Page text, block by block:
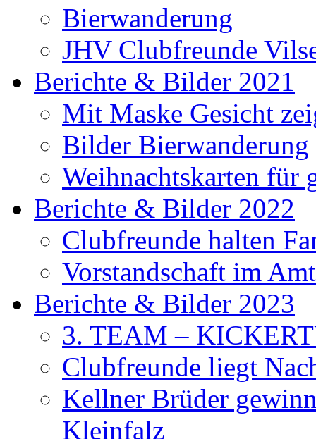
Bierwanderung
JHV Clubfreunde
Berichte & Bilder 2021
Mit Maske Gesicht
Bilder Bierwanderung
Weihnachtskarten für
Berichte & Bilder 2022
Clubfreunde halten
Vorstandschaft im
Berichte & Bilder 2023
3. TEAM –
Clubfreunde liegt
Kellner Brüder
Kleinfalz